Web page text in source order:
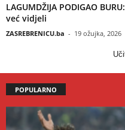
LAGUMDŽIJA PODIGAO
već vidjeli
ZASREBRENICU.ba - 19 ožujka, 2026
POPULARNO